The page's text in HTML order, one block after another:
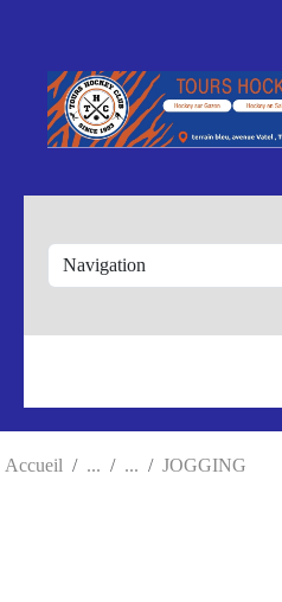
Accueil JOGGING